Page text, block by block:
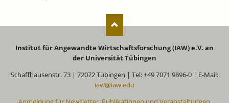
Institut für Angewandte Wirtschaftsforschung (IAW) e.V. an
der Universität Tübingen
Schaffhausenstr. 73 | 72072 Tübingen | Tel: +49 7071 9896-0 | E-Mail:
iaw@iaw.edu